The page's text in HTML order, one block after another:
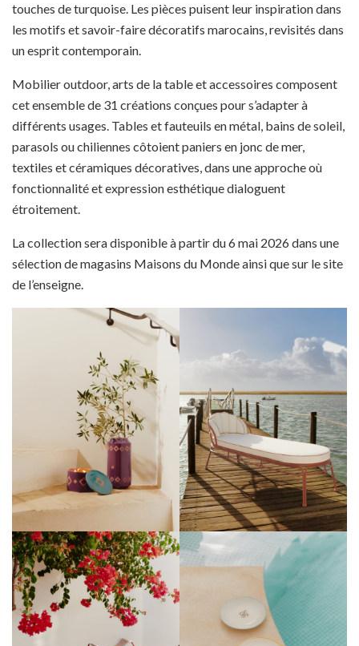
touches de turquoise. Les pièces puisent leur inspiration dans
les motifs et savoir-faire décoratifs marocains, revisités dans
un esprit contemporain.
Mobilier outdoor, arts de la table et accessoires composent
cet ensemble de 31 créations conçues pour s’adapter à
différents usages. Tables et fauteuils en métal, bains de soleil,
parasols ou chiliennes côtoient paniers en jonc de mer,
textiles et céramiques décoratives, dans une approche où
fonctionnalité et expression esthétique dialoguent
étroitement.
La collection sera disponible à partir du 6 mai 2026 dans une
sélection de magasins Maisons du Monde ainsi que sur le site
de l’enseigne.